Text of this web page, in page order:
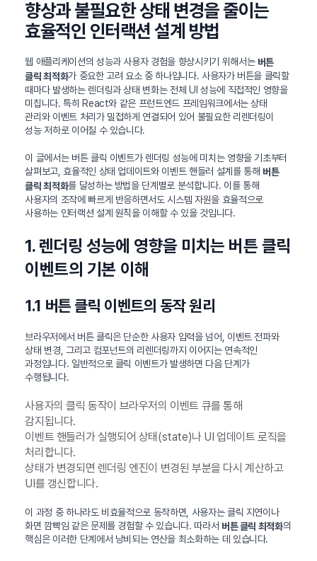
향상과 불필요한 상태 변경을 줄이는
효율적인 인터랙션 설계 방법
웹 애플리케이션의 성능과 사용자 경험을 향상시키기 위해서는 버튼
클릭 최적화가 중요한 고려 요소 중 하나입니다. 사용자가 버튼을 클릭할
때마다 발생하는 렌더링과 상태 변화는 전체 UI 성능에 직접적인 영향을
미칩니다. 특히 React와 같은 프런트엔드 프레임워크에서는 상태
관리와 이벤트 처리가 밀접하게 연결되어 있어 불필요한 리렌더링이
성능 저하로 이어질 수 있습니다.
이 글에서는 버튼 클릭 이벤트가 렌더링 성능에 미치는 영향을 기초부터
살펴보고, 효율적인 상태 업데이트와 이벤트 핸들러 설계를 통해 버튼
클릭 최적화를 달성하는 방법을 단계별로 분석합니다. 이를 통해
사용자의 조작에 빠르게 반응하면서도 시스템 자원을 효율적으로
사용하는 인터랙션 설계 원칙을 이해할 수 있을 것입니다.
1. 렌더링 성능에 영향을 미치는 버튼 클릭
이벤트의 기본 이해
1.1 버튼 클릭 이벤트의 동작 원리
브라우저에서 버튼 클릭은 단순한 사용자 입력을 넘어, 이벤트 전파와
상태 변경, 그리고 컴포넌트의 리렌더링까지 이어지는 연속적인
과정입니다. 일반적으로 클릭 이벤트가 발생하면 다음 단계가
수행됩니다.
사용자의 클릭 동작이 브라우저의 이벤트 큐를 통해
감지됩니다.
이벤트 핸들러가 실행되어 상태(state)나 UI 업데이트 로직을
처리합니다.
상태가 변경되면 렌더링 엔진이 변경된 부분을 다시 계산하고
UI를 갱신합니다.
이 과정 중 하나라도 비효율적으로 동작하면, 사용자는 클릭 지연이나
화면 깜빡임 같은 문제를 경험할 수 있습니다. 따라서 버튼 클릭 최적화의
핵심은 이러한 단계에서 낭비되는 연산을 최소화하는 데 있습니다.